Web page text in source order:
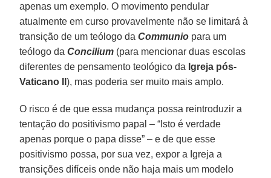
apenas um exemplo. O movimento pendular
atualmente em curso provavelmente não se limitará à
transição de um teólogo daCommunio para um
teólogo daConcilium (para mencionar duas escolas
diferentes de pensamento teológico da Igreja pós-
Vaticano II), mas poderia ser muito mais amplo.
O risco é de que essa mudança possa reintroduzir a
tentação do positivismo papal – “Isto é verdade
apenas porque o papa disse” – e de que esse
positivismo possa, por sua vez, expor a Igreja a
transições difíceis onde não haja mais um modelo